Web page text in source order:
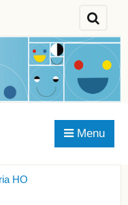
Menu
HO